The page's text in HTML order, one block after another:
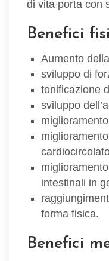
di vita porta con
Benefici
Aumento
sviluppo di
tonificazione
sviluppo
intestinali in
forma fisica.
Benefici